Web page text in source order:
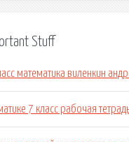
Stuff
математика виленкин
7 класс рабочая